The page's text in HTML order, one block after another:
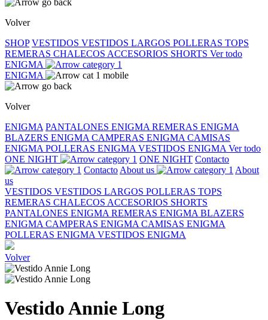
Volver
SHOP VESTIDOS VESTIDOS LARGOS POLLERAS TOPS
REMERAS CHALECOS ACCESORIOS SHORTS Ver todo
ENIGMA
ENIGMA
Volver
ENIGMA PANTALONES ENIGMA REMERAS ENIGMA
BLAZERS ENIGMA CAMPERAS ENIGMA CAMISAS
ENIGMA POLLERAS ENIGMA VESTIDOS ENIGMA Ver todo
ONE NIGHT
ONE NIGHT Contacto
Contacto About us
About
us
VESTIDOS VESTIDOS LARGOS POLLERAS TOPS
REMERAS CHALECOS ACCESORIOS SHORTS
PANTALONES ENIGMA REMERAS ENIGMA BLAZERS
ENIGMA CAMPERAS ENIGMA CAMISAS ENIGMA
POLLERAS ENIGMA VESTIDOS ENIGMA
Volver
Vestido Annie Long